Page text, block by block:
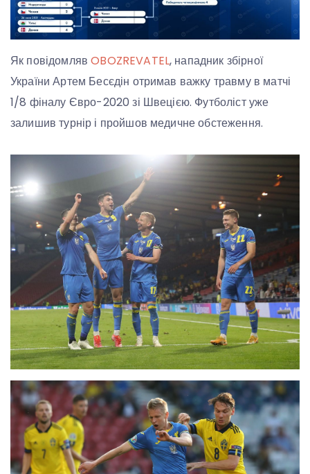
Як повідомлявOBOZREVATEL, нападник збірної
України Артем Бесєдін отримав важку травму в матчі
1/8 фіналу Євро-2020 зі Швецією. Футболіст уже
залишив турнір і пройшов медичне обстеження.